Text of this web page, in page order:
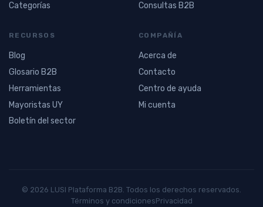
Categorías
Consultas B2B
RECURSOS
Blog
Glosario B2B
Herramientas
Mayoristas UY
Boletín del sector
COMPAÑÍA
Acerca de
Contacto
Centro de ayuda
Mi cuenta
© 2026 LUSI Plataforma B2B. Todos los derechos reservados.
Términos y condicionesPrivacidad